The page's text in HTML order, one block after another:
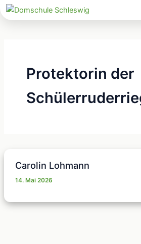
Protektorin der
Carolin Lohmann
14. Mai 2026